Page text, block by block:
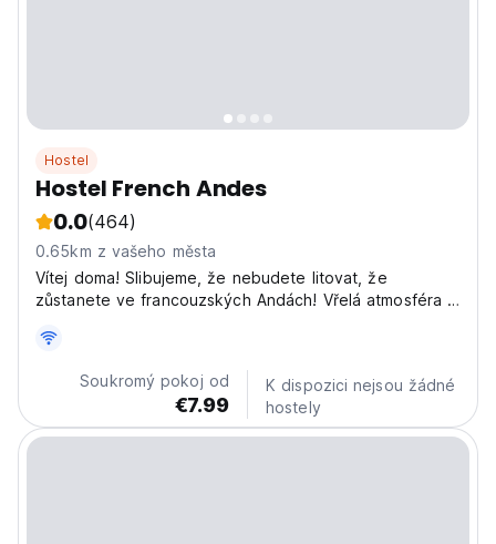
Hostel
Hostel French Andes
0.0(464)
0.65km z vašeho města
Vítej doma! Slibujeme, že nebudete litovat, že
zůstanete ve francouzských Andách! Vřelá atmosféra a
parkování zdarma.
Soukromý pokoj od
€7.99
K dispozici nejsou žádné
hostely